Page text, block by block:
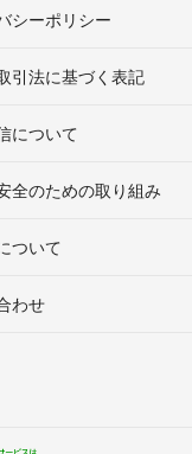
シーポリシー
引法に基づく表記
について
全のための取り組み
ついて
わせ